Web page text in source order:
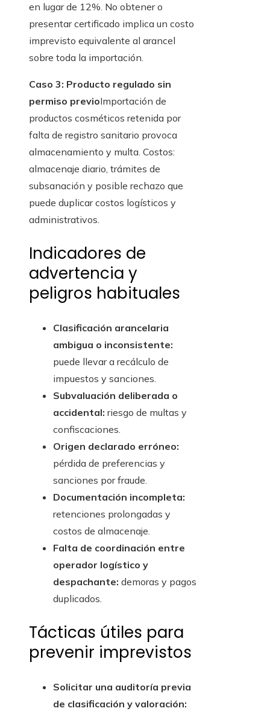
en lugar de 12%. No obtener o
presentar certificado implica un costo
imprevisto equivalente al arancel
sobre toda la importación.
Caso 3: Producto regulado sin
permiso previoImportación de
productos cosméticos retenida por
falta de registro sanitario provoca
almacenamiento y multa. Costos:
almacenaje diario, trámites de
subsanación y posible rechazo que
puede duplicar costos logísticos y
administrativos.
Indicadores de
advertencia y
peligros habituales
Clasificación arancelaria
ambigua o inconsistente:
puede llevar a recálculo de
impuestos y sanciones.
Subvaluación deliberada o
accidental: riesgo de multas y
confiscaciones.
Origen declarado erróneo:
pérdida de preferencias y
sanciones por fraude.
Documentación incompleta:
retenciones prolongadas y
costos de almacenaje.
Falta de coordinación entre
operador logístico y
despachante: demoras y pagos
duplicados.
Tácticas útiles para
prevenir imprevistos
Solicitar una auditoría previa
de clasificación y valoración: